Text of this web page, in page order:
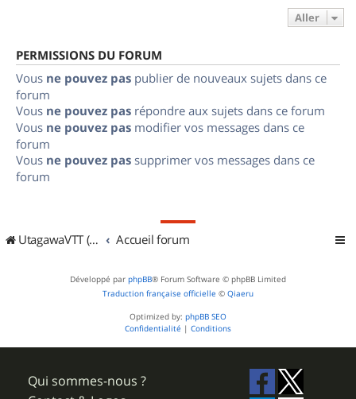
Aller
PERMISSIONS DU FORUM
Vous ne pouvez pas publier de nouveaux sujets dans ce
forum
Vous ne pouvez pas répondre aux sujets dans ce forum
Vous ne pouvez pas modifier vos messages dans ce
forum
Vous ne pouvez pas supprimer vos messages dans ce
forum
UtagawaVTT (Randos VTT et VTTAE avec traces GPS) Accueil forum
Développé par phpBB® Forum Software © phpBB Limited
Traduction française officielle © Qiaeru
Optimized by: phpBB SEO
Confidentialité | Conditions
Qui sommes-nous ?